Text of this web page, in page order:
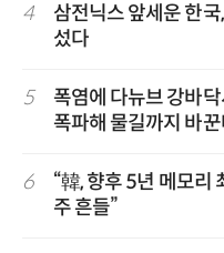
4
삼전닉스 앞세운 한
섰다
5
폭염에 다뉴브 강바
폭파해 물길까지 바
6
“韓, 향후 5년 메모
주 흔들”